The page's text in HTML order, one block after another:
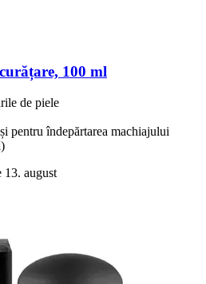
100 ml
de piele
pentru îndepărtarea machiajului
13. august